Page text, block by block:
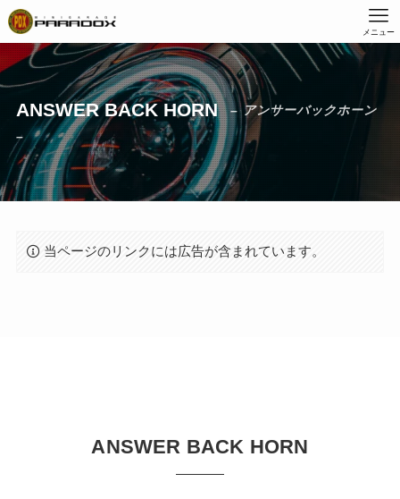
メニュー
ANSWER BACK HORN
– アンサーバックホーン
–
当ページのリンクには広告が含まれています。
ANSWER BACK HORN